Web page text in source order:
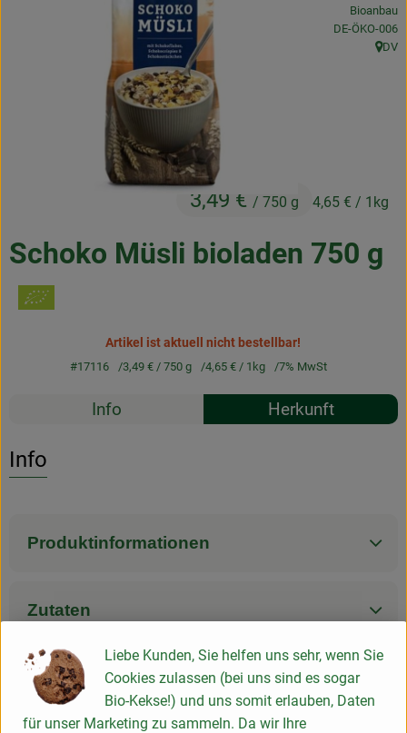
Natukostwaren
So geht’s
Über uns
Schoko Müsli bioladen 750 g
3,49 € / 750 g 4,65 € / 1kg
Bioanbau
, Kontrollstelle:
DE-ÖKO-006
,
DV
Artikel ist aktuell nicht bestellbar!
#17116 3,49 €/ 750 g 4,65 €/ 1kg 7% MwSt
Rezepte
Info Herkunft
Info
Produktinformationen
Zutaten
Nährwert-Info
Liebe Kunden, Sie helfen uns sehr, wenn Sie
Cookies zulassen (bei uns sind es sogar
Bio-Kekse!) und uns somit erlauben, Daten
für unser Marketing zu sammeln. Da wir Ihre